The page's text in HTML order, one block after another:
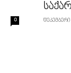
0 დეკემბერი